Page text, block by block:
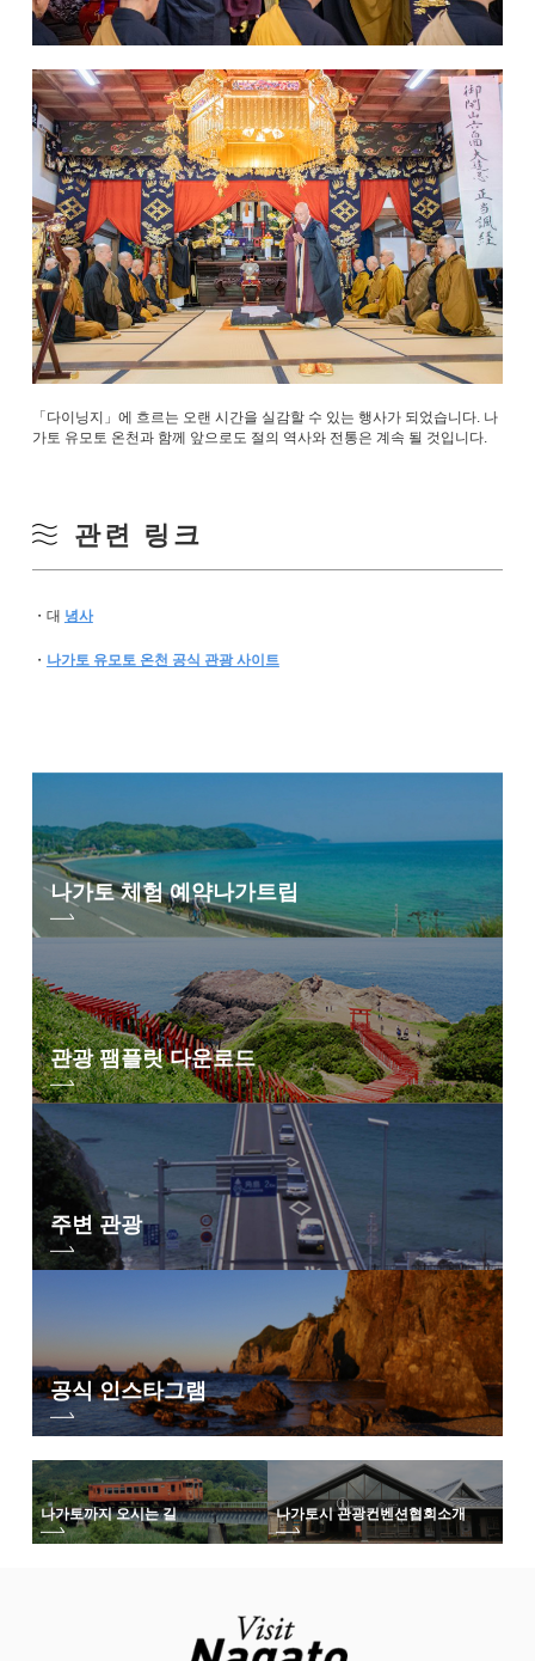
「다이닝지」에 흐르는 오랜 시간을 실감할 수 있는 행사가 되었습니다. 나
가토 유모토 온천과 함께 앞으로도 절의 역사와 전통은 계속 될 것입니다.
관련 링크
・대 녕사
・ 나가토 유모토 온천 공식 관광 사이트
나가토 체험 예약나가트립
관광 팸플릿 다운로드
주변 관광
공식 인스타그램
나가토까지 오시는 길 나가토시 관광컨벤션협회소개